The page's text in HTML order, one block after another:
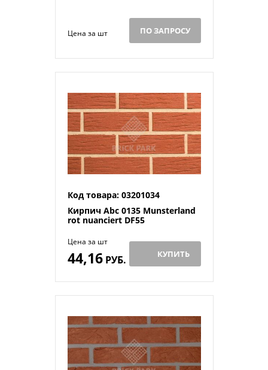
Цена за шт ПО ЗАПРОСУ
Код товара: 03201034
Кирпич Abc 0135 Munsterland
rot nuanciert DF55
Цена за шт
44,16РУБ. КУПИТЬ